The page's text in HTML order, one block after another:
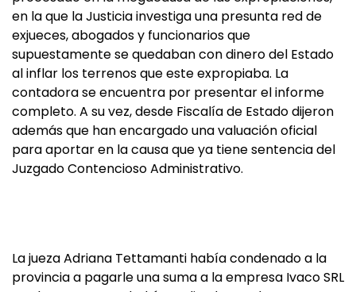
en la que la Justicia investiga una presunta red de
exjueces, abogados y funcionarios que
supuestamente se quedaban con dinero del Estado
al inflar los terrenos que este expropiaba. La
contadora se encuentra por presentar el informe
completo. A su vez, desde Fiscalía de Estado dijeron
además que han encargado una valuación oficial
para aportar en la causa que ya tiene sentencia del
Juzgado Contencioso Administrativo.
La jueza Adriana Tettamanti había condenado a la
provincia a pagarle una suma a la empresa Ivaco SRL